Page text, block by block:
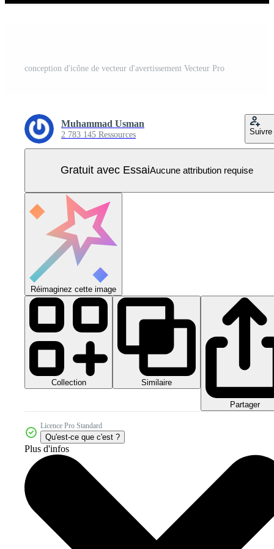
conception d'icône de vecteur d'avertissement Vecteur Pro
Muhammad Usman
2 783 145 Ressources Suivre
Gratuit avec EssaiAucune attribution requise
Réimaginez cette image
Collection Similaire
Partager
Licence Pro Standard
Qu'est-ce que c'est ?
Plus d'infos